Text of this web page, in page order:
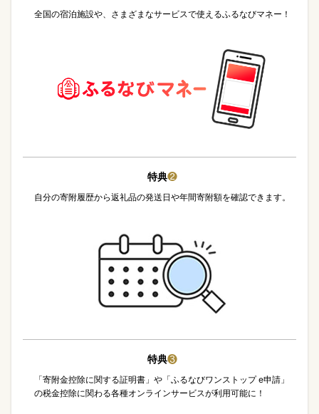
全国の宿泊施設や、さまざまなサービスで使えるふるなびマネー！
特典❷
自分の寄附履歴から返礼品の発送日や年間寄附額を確認できます。
特典❸
「寄附金控除に関する証明書」や「ふるなびワンストップ e申請」
の税金控除に関わる各種オンラインサービスが利用可能に！